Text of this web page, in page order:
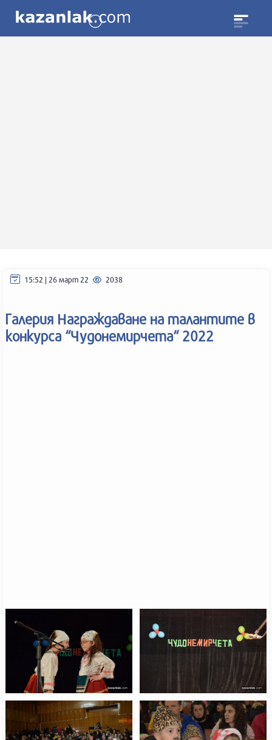
15:52 | 26 март 22 2038
Галерия Награждаване на талантите в
конкурса “Чудонемирчета“ 2022